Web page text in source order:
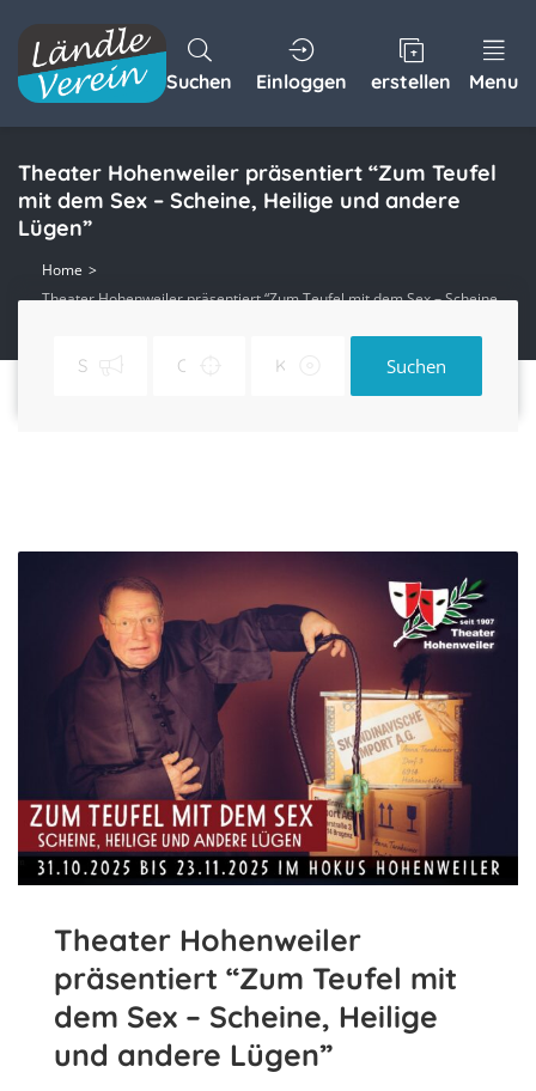
Suchen Einloggen erstellen Menu
Theater Hohenweiler präsentiert “Zum Teufel
mit dem Sex – Scheine, Heilige und andere
Lügen”
Home
Theater Hohenweiler präsentiert “Zum Teufel mit dem Sex – Scheine,
Suchen
Theater Hohenweiler
präsentiert “Zum Teufel mit
dem Sex – Scheine, Heilige
und andere Lügen”